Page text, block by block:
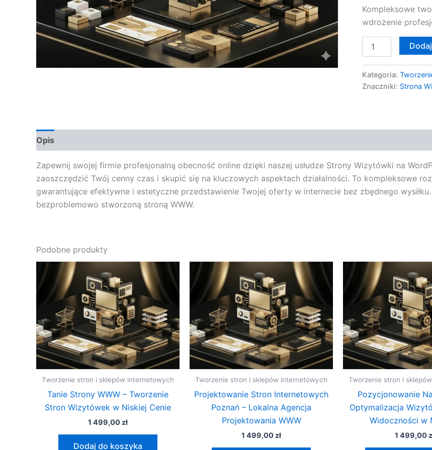
Kompleksowe
wdrożenie
WWW
Kategoria:
Znaczniki: Strona
Opis
Zapewnij swojej firmie profesjonalną obecność online dzięki naszej usłudze Strony Wizytówki na
zaoszczędzić Twój cenny czas i skupić się na kluczowych aspektach działalności. To kompleksowe
gwarantujące efektywne i estetyczne przedstawienie Twojej oferty w internecie bez zbędnego
bezproblemowo stworzoną stroną WWW.
Podobne produkty
Tworzenie stron i sklepów internetowych
Tanie Strony WWW – Tworzenie
Stron Wizytówek w Niskiej Cenie
1 499,00 zł
Dodaj do koszyka
Tworzenie stron i sklepów internetowych
Projektowanie Stron Internetowych
Poznań – Lokalna Agencja
Projektowania WWW
1 499,00 zł
Tworzenie stron i
Pozycjonowanie
Optymalizacja
Widoczności w
1 499,00